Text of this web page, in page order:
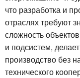
что разработка и
отраслях требуют
сложность
и подсистем,
производство без
технического